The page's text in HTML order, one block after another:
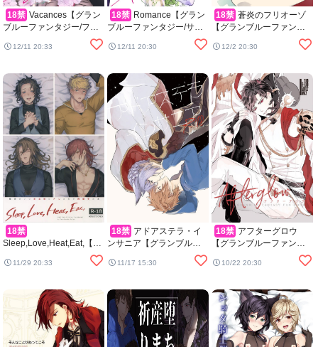
18禁
ブルーファンタジー/ファ
12/11 20:33
18禁
ブルーファンタジー/サン
12/11 20:30
18禁
【グランブルーファンタ
12/2 20:30
18禁
Sleep,Love,Heat,Eat,【グ
ランブルーファンタジー/
モブ×ランスロット】
11/29 20:33
18禁
ンサニア【グランブルー
ファンタジー/カトグラ】
11/17 15:30
18禁
【グランブルーファンタ
10/22 20:30